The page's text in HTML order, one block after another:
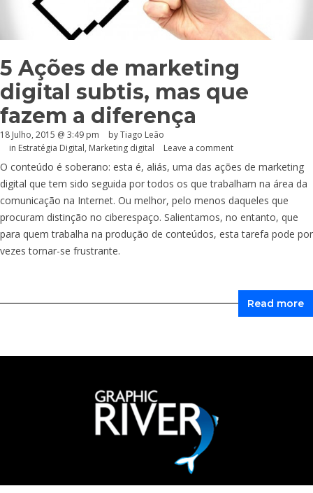
5 Ações de marketing
digital subtis, mas que
fazem a diferença
18 Julho, 2015 @ 3:49 pm
by Tiago Leão
in Estratégia Digital, Marketing digital Leave a comment
O conteúdo é soberano: esta é, aliás, uma das ações de marketing
digital que tem sido seguida por todos os que trabalham na área da
comunicação na Internet. Ou melhor, pelo menos daqueles que
procuram distinção no ciberespaço. Salientamos, no entanto, que
para quem trabalha na produção de conteúdos, esta tarefa pode por
vezes tornar-se frustrante.
Read more